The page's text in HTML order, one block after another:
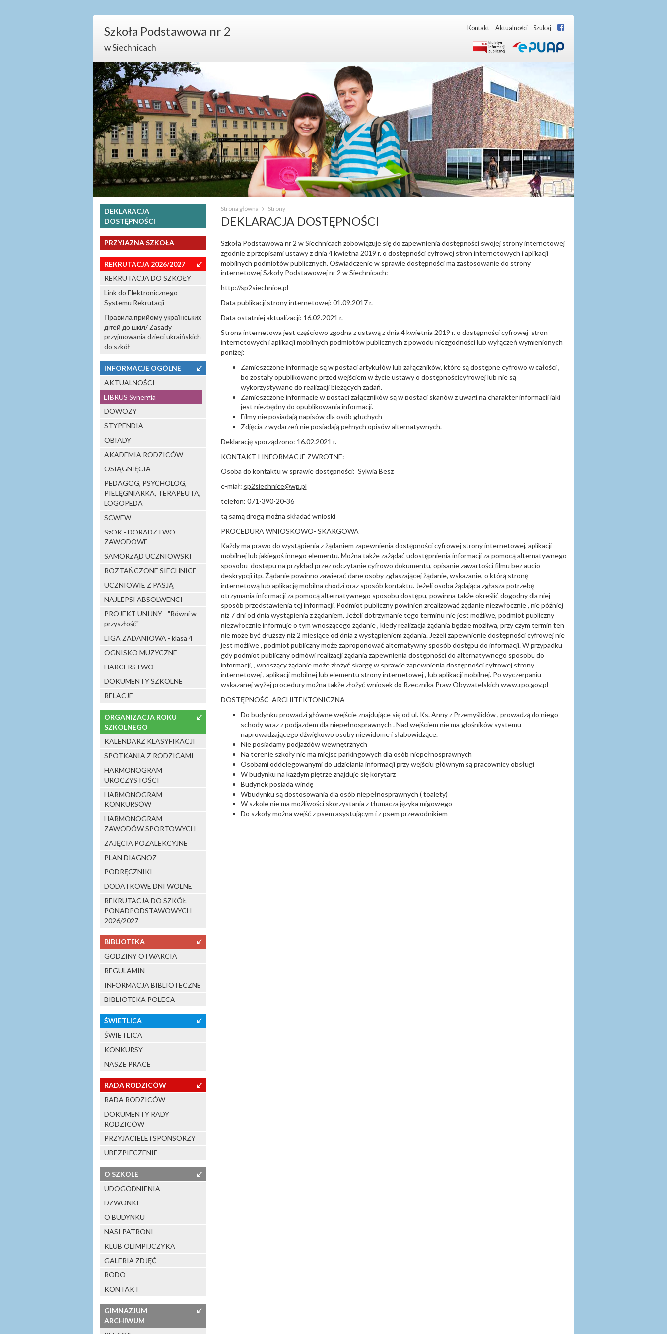
Szkoła Podstawowa nr 2
w Siechnicach
Kontakt Aktualności Szukaj
DEKLARACJA
DOSTĘPNOŚCI
PRZYJAZNA SZKOŁA
REKRUTACJA 2026/2027
↙
REKRUTACJA DO SZKOŁY
Link do Elektronicznego
Systemu Rekrutacji
Правила прийому українських
дітей до шкіл/ Zasady
przyjmowania dzieci ukraińskich
do szkół
INFORMACJE OGÓLNE
↙
AKTUALNOŚCI
LIBRUS Synergia
DOWOZY
STYPENDIA
OBIADY
AKADEMIA RODZICÓW
OSIĄGNIĘCIA
PEDAGOG, PSYCHOLOG,
PIELĘGNIARKA, TERAPEUTA,
LOGOPEDA
SCWEW
SzOK - DORADZTWO
ZAWODOWE
SAMORZĄD UCZNIOWSKI
ROZTAŃCZONE SIECHNICE
UCZNIOWIE Z PASJĄ
NAJLEPSI ABSOLWENCI
PROJEKT UNIJNY - "Równi w
przyszłość"
LIGA ZADANIOWA - klasa 4
OGNISKO MUZYCZNE
HARCERSTWO
DOKUMENTY SZKOLNE
RELACJE
ORGANIZACJA ROKU
SZKOLNEGO
↙
KALENDARZ KLASYFIKACJI
SPOTKANIA Z RODZICAMI
HARMONOGRAM
UROCZYSTOŚCI
HARMONOGRAM
KONKURSÓW
HARMONOGRAM
ZAWODÓW SPORTOWYCH
ZAJĘCIA POZALEKCYJNE
PLAN DIAGNOZ
PODRĘCZNIKI
DODATKOWE DNI WOLNE
REKRUTACJA DO SZKÓŁ
PONADPODSTAWOWYCH
2026/2027
BIBLIOTEKA
↙
GODZINY OTWARCIA
REGULAMIN
INFORMACJA BIBLIOTECZNE
BIBLIOTEKA POLECA
ŚWIETLICA
↙
ŚWIETLICA
KONKURSY
NASZE PRACE
RADA RODZICÓW
↙
RADA RODZICÓW
DOKUMENTY RADY
RODZICÓW
PRZYJACIELE i SPONSORZY
UBEZPIECZENIE
O SZKOLE
↙
UDOGODNIENIA
DZWONKI
O BUDYNKU
NASI PATRONI
KLUB OLIMPIJCZYKA
GALERIA ZDJĘĆ
RODO
KONTAKT
GIMNAZJUM
ARCHIWUM
↙
Strona główna Strony
DEKLARACJA DOSTĘPNOŚCI
Szkoła Podstawowa nr 2 w Siechnicach zobowiązuje się do zapewnienia dostępności swojej strony internetowej
zgodnie z przepisami ustawy z dnia 4 kwietna 2019 r. o dostępności cyfrowej stron internetowych i aplikacji
mobilnych podmiotów publicznych. Oświadczenie w sprawie dostępności ma zastosowanie do strony
internetowej Szkoły Podstawowej nr 2 w Siechnicach:
http://sp2siechnice.pl
Data publikacji strony internetowej: 01.09.2017 r.
Data ostatniej aktualizacji: 16.02.2021 r.
Strona internetowa jest częściowo zgodna z ustawą z dnia 4 kwietnia 2019 r. o dostępności cyfrowej stron
internetowych i aplikacji mobilnych podmiotów publicznych z powodu niezgodności lub wyłączeń wymienionych
poniżej:
Zamieszczone informacje są w postaci artykułów lub załączników, które są dostępne cyfrowo w całości ,
bo zostały opublikowane przed wejściem w życie ustawy o dostępnościcyfrowej lub nie są
wykorzystywane do realizacji bieżących zadań.
Zamieszczone informacje w postaci załączników są w postaci skanów z uwagi na charakter informacji jaki
jest niezbędny do opublikowania informacji.
Filmy nie posiadają napisów dla osób głuchych
Zdjęcia z wydarzeń nie posiadają pełnych opisów alternatywnych.
Deklarację sporządzono: 16.02.2021 r.
KONTAKT I INFORMACJE ZWROTNE:
Osoba do kontaktu w sprawie dostępności: Sylwia Besz
e-miał: sp2siechnice@wp.pl
telefon: 071-390-20-36
tą samą drogą można składać wnioski
PROCEDURA WNIOSKOWO- SKARGOWA
Każdy ma prawo do wystąpienia z żądaniem zapewnienia dostępności cyfrowej strony internetowej, aplikacji
mobilnej lub jakiegoś innego elementu. Można także zażądać udostępnienia informacji za pomocą alternatywnego
sposobu dostępu na przykład przez odczytanie cyfrowo dokumentu, opisanie zawartości filmu bez audio
deskrypcji itp. Żądanie powinno zawierać dane osoby zgłaszającej żądanie, wskazanie, o którą stronę
internetową lub aplikację mobilna chodzi oraz sposób kontaktu. Jeżeli osoba żądająca zgłasza potrzebę
otrzymania informacji za pomocą alternatywnego sposobu dostępu, powinna także określić dogodny dla niej
sposób przedstawienia tej informacji. Podmiot publiczny powinien zrealizować żądanie niezwłocznie , nie później
niż 7 dni od dnia wystąpienia z żądaniem. Jeżeli dotrzymanie tego terminu nie jest możliwe, podmiot publiczny
niezwłocznie informuje o tym wnoszącego żądanie , kiedy realizacja żądania będzie możliwa, przy czym termin ten
nie może być dłuższy niż 2 miesiące od dnia z wystąpieniem żądania. Jeżeli zapewnienie dostępności cyfrowej nie
jest możliwe , podmiot publiczny może zaproponować alternatywny sposób dostępu do informacji. W przypadku
gdy podmiot publiczny odmówi realizacji żądania zapewnienia dostępności do alternatywnego sposobu do
informacji, , wnoszący żądanie może złożyć skargę w sprawie zapewnienia dostępności cyfrowej strony
internetowej , aplikacji mobilnej lub elementu strony internetowej , lub aplikacji mobilnej. Po wyczerpaniu
wskazanej wyżej procedury można także złożyć wniosek do Rzecznika Praw Obywatelskich www.rpo.gov.pl
DOSTĘPNOŚĆ ARCHITEKTONICZNA
Do budynku prowadzi główne wejście znajdujące się od ul. Ks. Anny z Przemyślidów , prowadzą do niego
schody wraz z podjazdem dla niepełnosprawnych . Nad wejściem nie ma głośników systemu
naprowadzającego dźwiękowo osoby niewidome i słabowidzące.
Nie posiadamy podjazdów wewnętrznych
Na terenie szkoły nie ma miejsc parkingowych dla osób niepełnosprawnych
Osobami oddelegowanymi do udzielania informacji przy wejściu głównym są pracownicy obsługi
W budynku na każdym piętrze znajduje się korytarz
Budynek posiada windę
Wbudynku są dostosowania dla osób niepełnosprawnych ( toalety)
W szkole nie ma możliwości skorzystania z tłumacza języka migowego
Do szkoły można wejść z psem asystującym i z psem przewodnikiem